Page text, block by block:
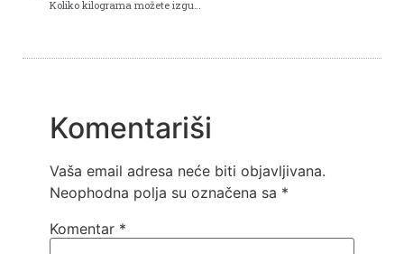
Komentariši
Vaša email adresa neće biti objavljivana.
Neophodna polja su označena sa *
Komentar *